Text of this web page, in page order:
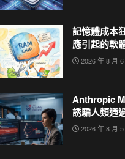
記憶體成本
應引起的軟
2026 年 8 月 6
Anthropic
誘騙人類通
2026 年 8 月 5